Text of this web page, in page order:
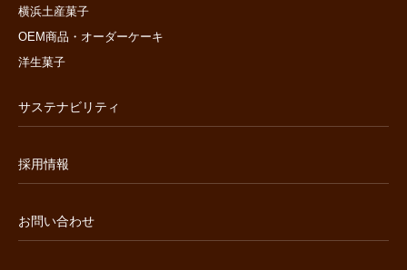
横浜土産菓子
OEM商品・オーダーケーキ
洋生菓子
サステナビリティ
採用情報
お問い合わせ